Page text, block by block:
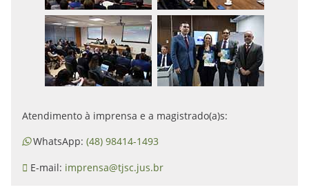
Atendimento à imprensa e a magistrado(a)s:
WhatsApp: (48) 98414-1493
E-mail: imprensa@tjsc.jus.br